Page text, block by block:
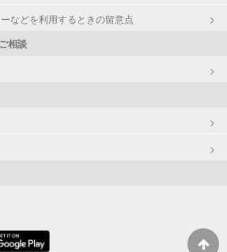
などを利用するときの留意点
相談